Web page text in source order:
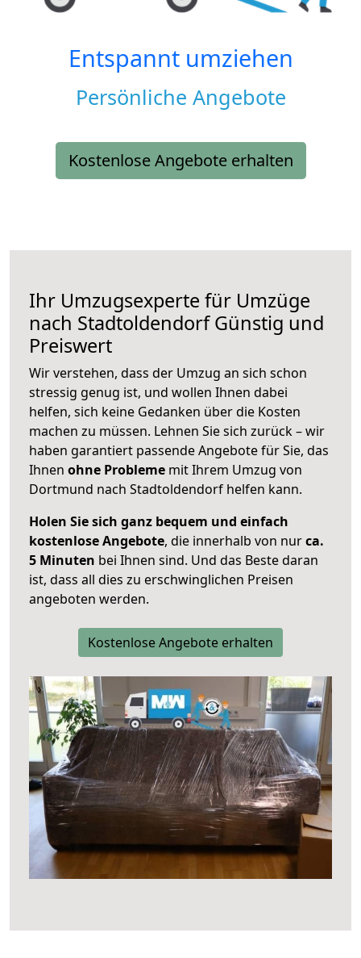
Entspannt umziehen
Persönliche Angebote
Kostenlose Angebote erhalten
Ihr Umzugsexperte für Umzüge
nach StadtoldendorfGünstig und
Preiswert
Wir verstehen, dass der Umzug an sich schon
stressig genug ist, und wollen Ihnen dabei
helfen, sich keine Gedanken über die Kosten
machen zu müssen. Lehnen Sie sich zurück – wir
haben garantiert passende Angebote für Sie, das
Ihnen ohne Probleme mit Ihrem Umzug von
Dortmund nach Stadtoldendorf helfen kann.
Holen Sie sich ganz bequem und einfach
kostenlose Angebote, die innerhalb von nurca.
5 Minuten bei Ihnen sind. Und das Beste daran
ist, dass all dies zu erschwinglichen Preisen
angeboten werden.
Kostenlose Angebote erhalten